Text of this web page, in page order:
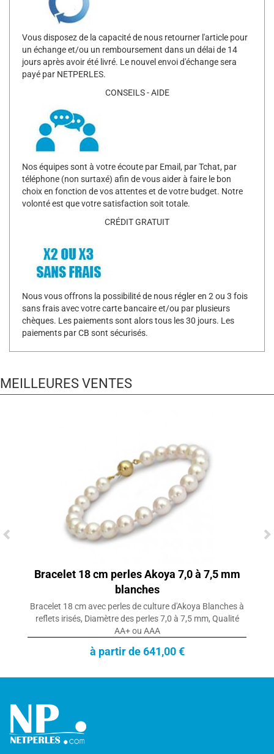
Vous disposez de la capacité de nous retourner l'article pour
un échange et/ou un remboursement dans un délai de 14
jours après avoir été livré. Le nouvel envoi d'échange sera
payé par NETPERLES.
CONSEILS - AIDE
Nos équipes sont à votre écoute par Email, par Tchat, par
téléphone (non surtaxé) afin de vous aider à faire le bon
choix en fonction de vos attentes et de votre budget. Notre
volonté est que votre satisfaction soit totale.
CRÉDIT GRATUIT
Nous vous offrons la possibilité de nous régler en 2 ou 3 fois
sans frais avec votre carte bancaire et/ou par plusieurs
chèques. Les paiements sont alors tous les 30 jours. Les
paiements par CB sont sécurisés.
MEILLEURES VENTES
Bracelet 18 cm perles Akoya 7,0 à 7,5 mm
blanches
Bracelet 18 cm avec perles de culture d'Akoya Blanches à
reflets irisés, Diamètre des perles 7,0 à 7,5 mm, Qualité
AA+ ou AAA
à partir de 641,00 €